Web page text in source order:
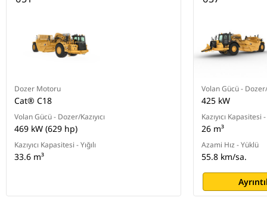
Dozer Motoru
Cat® C18
Volan Gücü - Dozer/Kazıyıcı
469 kW (629 hp)
Kazıyıcı Kapasitesi - Yığılı
33.6 m³
Volan Gücü - Dozer/
425 kW
Kazıyıcı Kapasitesi -
26 m³
Azami Hız - Yüklü
55.8 km/sa.